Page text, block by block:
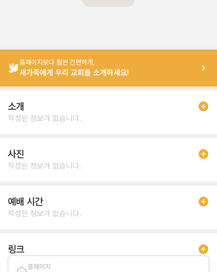
홈페이지보다 훨씬 간편하게,
새가족에게 우리 교회를 소개하세요!
소개
작성된 정보가 없습니다.
사진
작성된 정보가 없습니다.
예배 시간
작성된 정보가 없습니다.
링크
홈페이지